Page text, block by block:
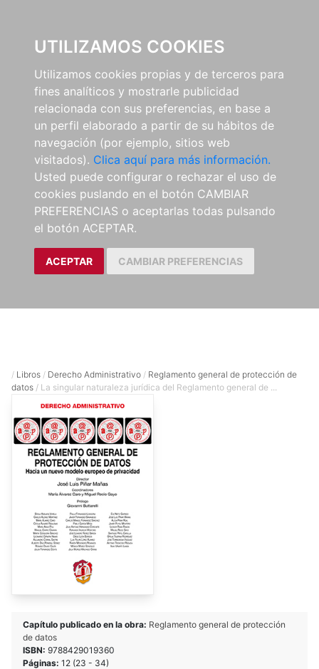
UTILIZAMOS COOKIES
Utilizamos cookies propias y de terceros para
fines analíticos y mostrarle publicidad
relacionada con sus preferencias, en base a
un perfil elaborado a partir de su hábitos de
navegación (por ejemplo, sitios web
visitados). Clica aquí para más información.
Usted puede configurar o rechazar el uso de
cookies puslando en el botón CAMBIAR
PREFERENCIAS o aceptarlas todas pulsando
el botón ACEPTAR.
ACEPTAR CAMBIAR PREFERENCIAS
/ Libros / Derecho Administrativo / Reglamento general de protección de
datos / La singular naturaleza jurídica del Reglamento general de ...
Capítulo publicado en la obra: Reglamento general de protección
de datos
ISBN: 9788429019360
Páginas: 12 (23 - 34)